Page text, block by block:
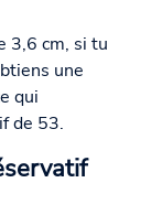
3,6 cm, si tu
une
qui
de 53.